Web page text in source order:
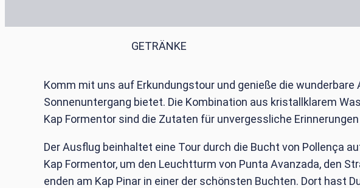
GETRÄNKE
Komm mit uns auf Erkundungstour und genieße die
Sonnenuntergang bietet. Die Kombination aus kristallklarem
Kap Formentor sind die Zutaten für unvergessliche
Der Ausflug beinhaltet eine Tour durch die Bucht von Pollença
Kap Formentor, um den Leuchtturm von Punta Avanzada, den
enden am Kap Pinar in einer der schönsten Buchten. Dort hast